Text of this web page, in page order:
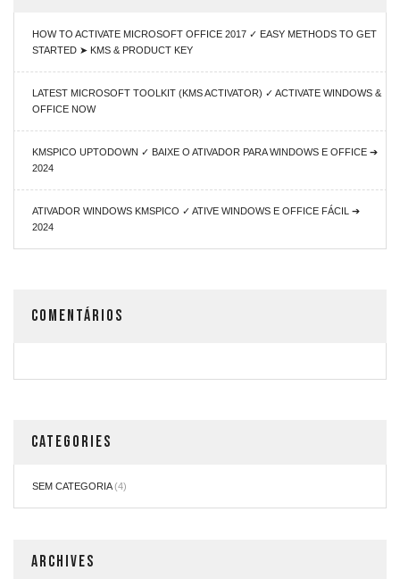
HOW TO ACTIVATE MICROSOFT OFFICE 2017 ✓ EASY METHODS TO GET
STARTED ➤ KMS & PRODUCT KEY
LATEST MICROSOFT TOOLKIT (KMS ACTIVATOR) ✓ ACTIVATE WINDOWS &
OFFICE NOW
KMSPICO UPTODOWN ✓ BAIXE O ATIVADOR PARA WINDOWS E OFFICE ➔
2024
ATIVADOR WINDOWS KMSPICO ✓ ATIVE WINDOWS E OFFICE FÁCIL ➔
2024
COMENTÁRIOS
CATEGORIES
SEM CATEGORIA(4)
ARCHIVES